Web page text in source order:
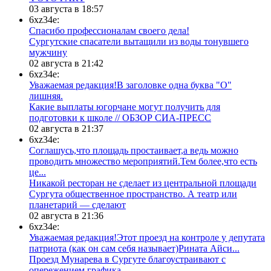
03 августа в 18:57
6xz34e:
Спасибо профессионалам своего дела!
Сургутские спасатели вытащили из воды тонувшего
мужчину
02 августа в 21:42
6xz34e:
Уважаемая редакция!В заголовке одна буква "О"
лишняя.
Какие выплаты югорчане могут получить для
подготовки к школе // ОБЗОР СИА-ПРЕСС
02 августа в 21:37
6xz34e:
Соглашусь,что площадь простаивает,а ведь можно
проводить множество мероприятий.Тем более,что есть
це...
​Никакой ресторан не сделает из центральной площади
Сургута общественное пространство. А театр или
планетарий — сделают
02 августа в 21:36
6xz34e:
Уважаемая редакция!Этот проезд на контроле у депутата
патриота (как он сам себя называет)Рината Айси...
​Проезд Мунарева в Сургуте благоустраивают с